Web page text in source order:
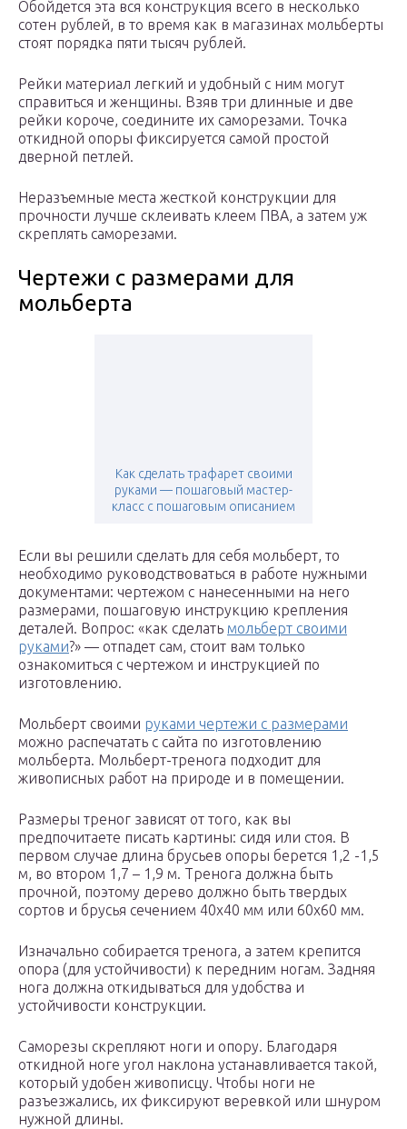
Обойдется эта вся конструкция всего в несколько
сотен рублей, в то время как в магазинах мольберты
стоят порядка пяти тысяч рублей.
Рейки материал легкий и удобный с ним могут
справиться и женщины. Взяв три длинные и две
рейки короче, соедините их саморезами. Точка
откидной опоры фиксируется самой простой
дверной петлей.
Неразъемные места жесткой конструкции для
прочности лучше склеивать клеем ПВА, а затем уж
скреплять саморезами.
Чертежи с размерами для
мольберта
Как сделать трафарет своими
руками — пошаговый мастер-
класс с пошаговым описанием
Если вы решили сделать для себя мольберт, то
необходимо руководствоваться в работе нужными
документами: чертежом с нанесенными на него
размерами, пошаговую инструкцию крепления
деталей. Вопрос: «как сделать мольберт своими
руками?» — отпадет сам, стоит вам только
ознакомиться с чертежом и инструкцией по
изготовлению.
Мольберт своими руками чертежи с размерами
можно распечатать с сайта по изготовлению
мольберта. Мольберт-тренога подходит для
живописных работ на природе и в помещении.
Размеры треног зависят от того, как вы
предпочитаете писать картины: сидя или стоя. В
первом случае длина брусьев опоры берется 1,2 -1,5
м, во втором 1,7 – 1,9 м. Тренога должна быть
прочной, поэтому дерево должно быть твердых
сортов и брусья сечением 40х40 мм или 60х60 мм.
Изначально собирается тренога, а затем крепится
опора (для устойчивости) к передним ногам. Задняя
нога должна откидываться для удобства и
устойчивости конструкции.
Саморезы скрепляют ноги и опору. Благодаря
откидной ноге угол наклона устанавливается такой,
который удобен живописцу. Чтобы ноги не
разъезжались, их фиксируют веревкой или шнуром
нужной длины.